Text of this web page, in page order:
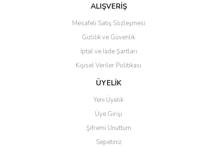
Ürün fiyatı diğer sitelerden daha pahalı.
Gönder
ALIŞVERİŞ
Mesafeli Satış Sözleşmesi
Gizlilik ve Güvenlik
İptal ve İade Şartları
Kişisel Veriler Politikası
ÜYELİK
Yeni Üyelik
Üye Girişi
Şifremi Unuttum
Sepetiniz